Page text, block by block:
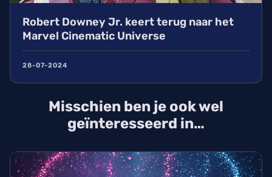
Robert Downey Jr. keert terug naar het
Marvel Cinematic Universe
28-07-2024
Misschien ben je ook wel
geïnteresseerd in…